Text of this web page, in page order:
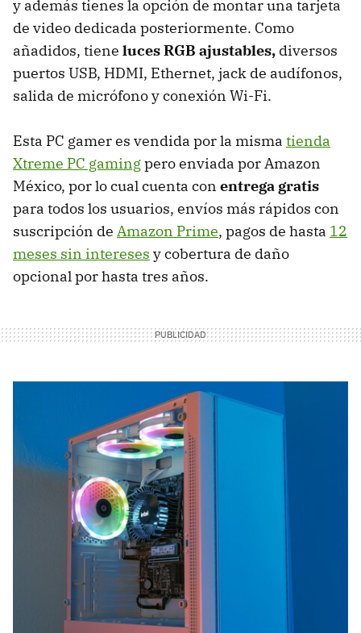
y además tienes la opción de montar una tarjeta
de video dedicada posteriormente. Como
añadidos, tiene luces RGB ajustables, diversos
puertos USB, HDMI, Ethernet, jack de audífonos,
salida de micrófono y conexión Wi-Fi.
Esta PC gamer es vendida por la misma tienda
Xtreme PC gamingpero enviada por Amazon
México, por lo cual cuenta con entrega gratis
para todos los usuarios, envíos más rápidos con
suscripción de Amazon Prime, pagos de hasta 12
meses sin intereses y cobertura de daño
opcional por hasta tres años.